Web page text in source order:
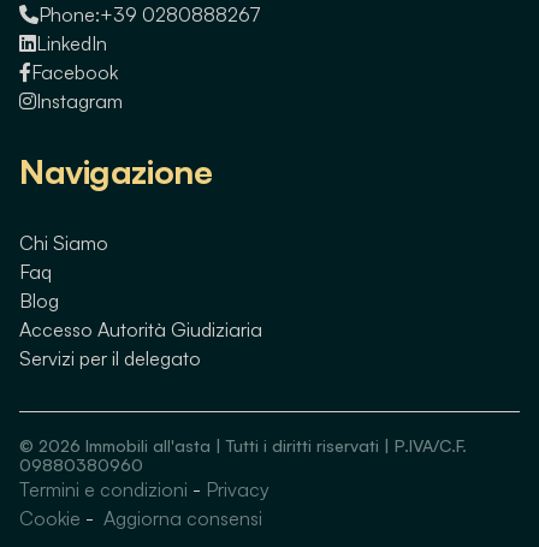
Guarda immobili simili
Phone:+39 0280888267
LinkedIn
Facebook
Instagram
Navigazione
Chi Siamo
Faq
Blog
Accesso Autorità Giudiziaria
Servizi per il delegato
© 2026 Immobili all'asta | Tutti i diritti riservati | P.IVA/C.F.
09880380960
Termini e condizioni - Privacy
Cookie - Aggiorna consensi